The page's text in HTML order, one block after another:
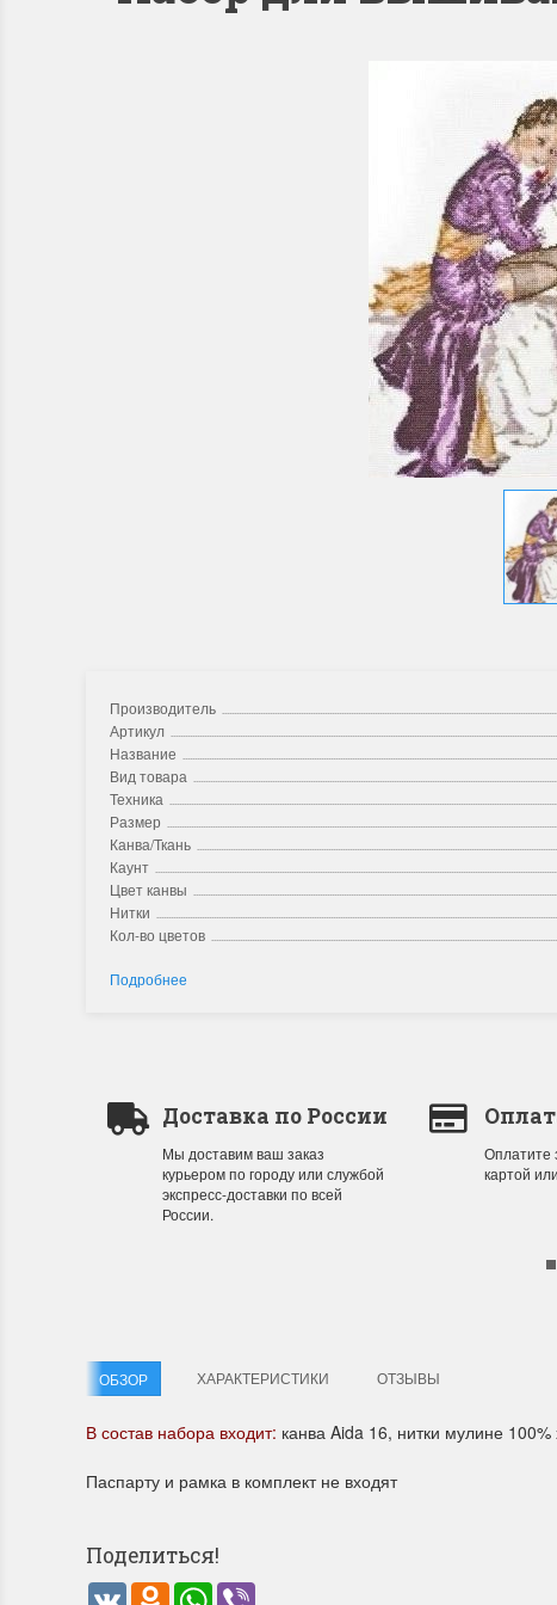
Производитель
Артикул
Название
Вид товара
Техника
Размер
Канва/Ткань
Каунт
Цвет канвы
Нитки
Кол-во цветов
Подробнее
Доставка по России
Мы доставим ваш заказ
курьером по городу или службой
экспресс-доставки по всей
России.
Оплатите
картой
ОБЗОР ХАРАКТЕРИСТИКИ ОТЗЫВЫ
В состав набора входит: канва Aida 16, нитки мулине
Паспарту и рамка в комплект не входят
Поделиться!
VK Odnoklassniki
WhatsApp